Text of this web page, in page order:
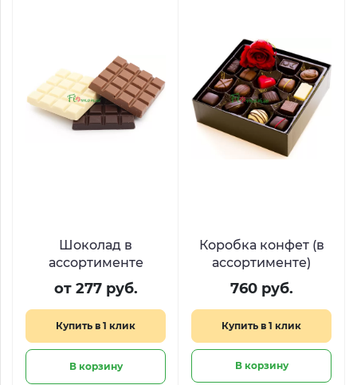
Шоколад в
ассортименте
от 277 руб.
Купить в 1 клик
В корзину
Коробка конфет (в
ассортименте)
760 руб.
Купить в 1 клик
В корзину